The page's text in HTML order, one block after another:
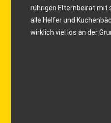
rührigen Elternbeirat mit
alle Helfer und
wirklich viel los an der